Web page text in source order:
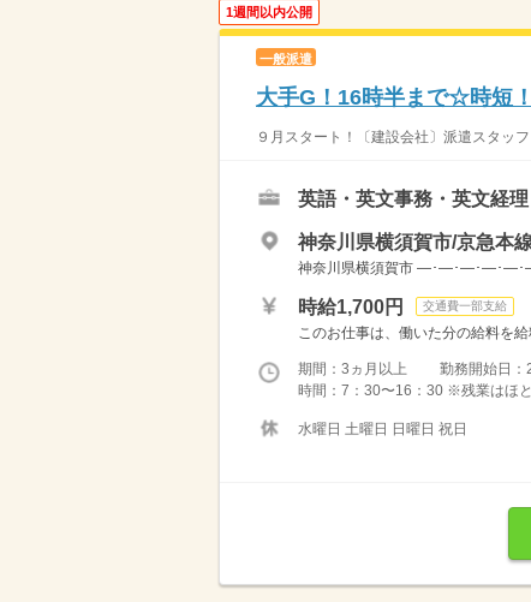
1週間以内公開
一般派遣
大手G！16時半まで☆時短
９月スタート！〔建設会社〕派遣スタ
英語・英文事務・英文経理
神奈川県横須賀市/京急本
神奈川県横須賀市 ―･―･―･―･―
時給1,700円 交通費一部支給
このお仕事は、働いた分の給料を
期間：3ヵ月以上 勤務開始日：
時間：7：30〜16：30 ※残業はほ
水曜日 土曜日 日曜日 祝日